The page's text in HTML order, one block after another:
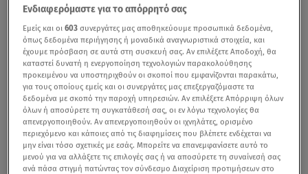
Ενδιαφερόμαστε για το απόρρητό σας
Εμείς και οι603 συνεργάτες μας αποθηκεύουμε προσωπικά δεδομένα,
όπως δεδομένα περιήγησης ή μοναδικά αναγνωριστικά στοιχεία, και
έχουμε πρόσβαση σε αυτά στη συσκευή σας. Αν επιλέξετε Αποδοχή, θα
καταστεί δυνατή η ενεργοποίηση τεχνολογιών παρακολούθησης
προκειμένου να υποστηριχθούν οι σκοποί που εμφανίζονται παρακάτω,
για τους οποίους εμείς και οι συνεργάτες μας επεξεργαζόμαστε τα
δεδομένα με σκοπό την παροχή υπηρεσιών. Αν επιλέξετε Απόρριψη όλων
όλων ή αποσύρετε τη συγκατάθεσή σας, οι εν λόγω τεχνολογίες θα
απενεργοποιηθούν. Αν απενεργοποιηθούν οι ιχνηλάτες, ορισμένο
περιεχόμενο και κάποιες από τις διαφημίσεις που βλέπετε ενδέχεται να
μην είναι τόσο σχετικές με εσάς. Μπορείτε να επανεμφανίσετε αυτό το
μενού για να αλλάξετε τις επιλογές σας ή να αποσύρετε τη συναίνεσή σας
ανά πάσα στιγμή πατώντας τον σύνδεσμο Διαχείριση προτιμήσεων στο